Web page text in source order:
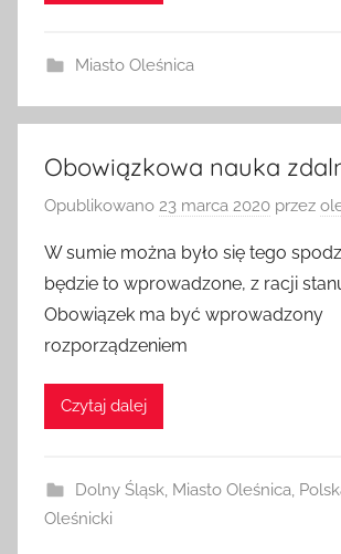
Miasto Oleśnica
Obowiązkowa nauka
Opublikowano 23 marca 2020 przez
W sumie można było się tego
będzie to wprowadzone, z racji
Obowiązek ma być wprowadzony
rozporządzeniem
Czytaj dalej
Dolny Śląsk, Miasto Oleśnica,
Oleśnicki